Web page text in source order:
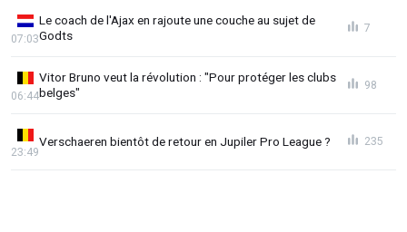
Le coach de l'Ajax en rajoute une couche au sujet de
Godts
07:03
7
Vitor Bruno veut la révolution : "Pour protéger les clubs
belges"
06:44
98
Verschaeren bientôt de retour en Jupiler Pro League ?
23:49
235